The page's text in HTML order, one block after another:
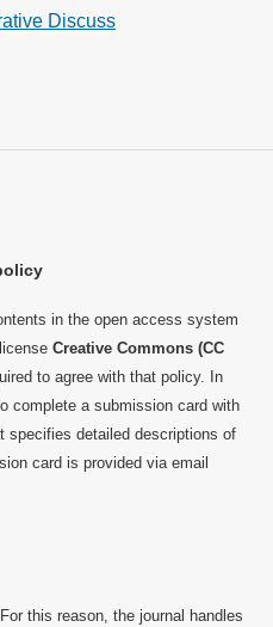
Discuss
in the open access system
Creative Commons (CC
to agree with that policy. In
complete a submission card with
specifies detailed descriptions of
card is provided via email
this reason, the journal handles